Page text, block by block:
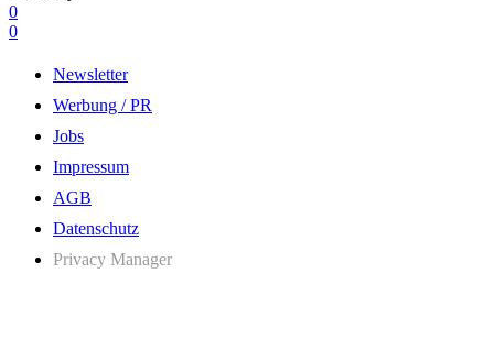
0
0
Newsletter
Werbung / PR
Jobs
Impressum
AGB
Datenschutz
Privacy Manager